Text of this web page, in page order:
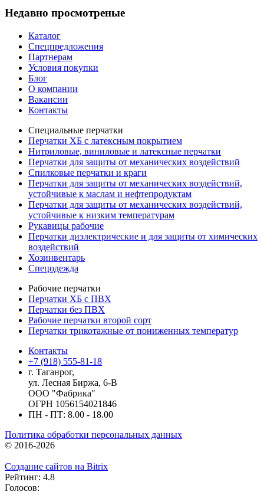
Недавно просмотреные
Каталог
Спецпредложения
Партнерам
Условия покупки
Блог
О компании
Вакансии
Контакты
Специальные перчатки
Перчатки ХБ с латексным покрытием
Нитриловые, виниловые и латексные перчатки
Перчатки для защиты от механических воздействий
Cпилковые перчатки и краги
Перчатки для защиты от механических воздействий,
устойчивые к маслам и нефтепродуктам
Перчатки для защиты от механических воздействий,
устойчивые к низким температурам
Рукавицы рабочие
Перчатки диэлектрические и для защиты от химических
воздействий
Хозинвентарь
Спецодежда
Рабочие перчатки
Перчатки ХБ с ПВХ
Перчатки без ПВХ
Рабочие перчатки второй сорт
Перчатки трикотажные от пониженных температур
Контакты
+7 (918) 555-81-18
г. Таганрог,
ул. Лесная Биржа, 6-В
ООО "Фабрика"
ОГРН 1056154021846
ПН - ПТ: 8.00 - 18.00
Политика обработки персональных данных
© 2016-2026
Создание сайтов на Bitrix
Рейтинг: 4.8
Голосов: